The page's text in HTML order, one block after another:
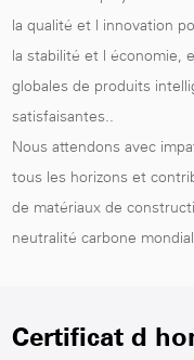
la qualité et l innovation
la stabilité et l économie,
globales de produits
satisfaisantes..
Nous attendons avec
tous les horizons et
de matériaux de
neutralité carbone
Certificat d